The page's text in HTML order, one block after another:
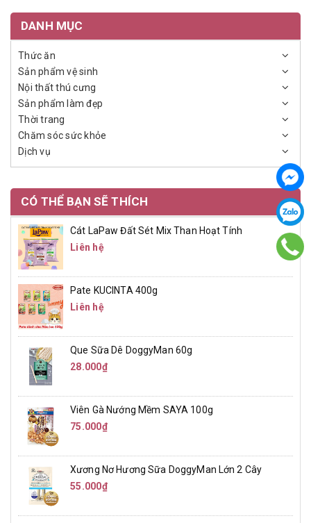
DANH MỤC
Thức ăn
Sản phẩm vệ sinh
Nội thất thú cưng
Sản phẩm làm đẹp
Thời trang
Chăm sóc sức khỏe
Dịch vụ
CÓ THỂ BẠN SẼ THÍCH
Cát LaPaw Đất Sét Mix Than Hoạt Tính
Liên hệ
Pate KUCINTA 400g
Liên hệ
Que Sữa Dê DoggyMan 60g
28.000₫
Viên Gà Nướng Mềm SAYA 100g
75.000₫
Xương Nơ Hương Sữa DoggyMan Lớn 2 Cây
55.000₫